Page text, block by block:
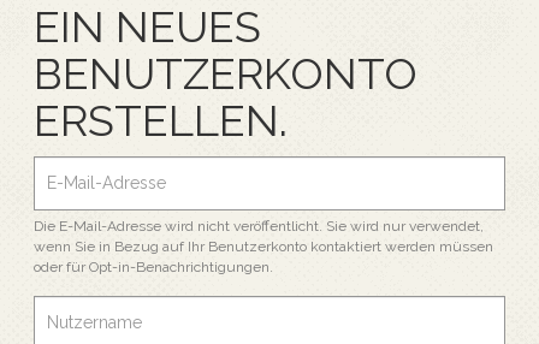
EIN NEUES
BENUTZERKONTO
ERSTELLEN.
Die E-Mail-Adresse wird nicht veröffentlicht. Sie wird nur verwendet,
wenn Sie in Bezug auf Ihr Benutzerkonto kontaktiert werden müssen
oder für Opt-in-Benachrichtigungen.